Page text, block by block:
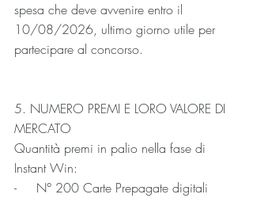
spesa che deve avvenire entro il
10/08/2026, ultimo giorno utile per
partecipare al concorso.
5. NUMERO PREMI E LORO VALORE DI
MERCATO
Quantità premi in palio nella fase di
Instant Win:
-     N° 200 Carte Prepagate digitali